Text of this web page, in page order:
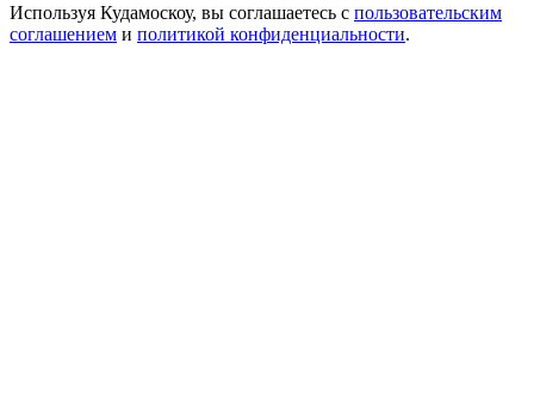
Используя Кудамоскоу, вы соглашаетесь с пользовательским
соглашением и политикой конфиденциальности.